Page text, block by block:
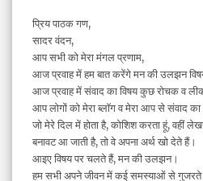
प्रिय पाठक गण,
सादर वंदन,
आप सभी को मेरा मंगल प्रणाम,
आज प्रवाह में हम बात करेंगे मन की उलझन
आज प्रवाह में संवाद का विषय कुछ रोचक व
आप लोगों को मेरा ब्लॉग व मेरा आप से संवाद का
जो मेरे दिल में होता है, कोशिश करता हूं, वहीं
बनावट आ जाती है, तो वे अपना अर्थ खो देते हैं।
आइए विषय पर चलते हैं, मन की उलझन।
हम सभी अपने जीवन में कई समस्याओं से